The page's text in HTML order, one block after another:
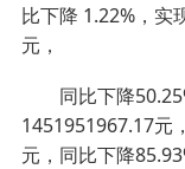
比下降 1.22%，实
元，
同比下降
1451951967.17元
元，同比下降